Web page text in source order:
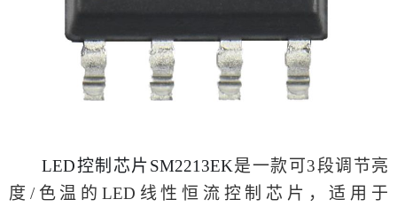
LED控制芯片SM2213EK是一款可 3段调节亮
度/色温的 LED线性恒流控制芯片 ，适用于